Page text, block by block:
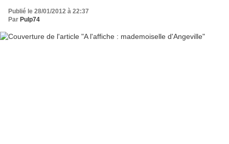
Publié le 28/01/2012 à 22:37
Par Pulp74